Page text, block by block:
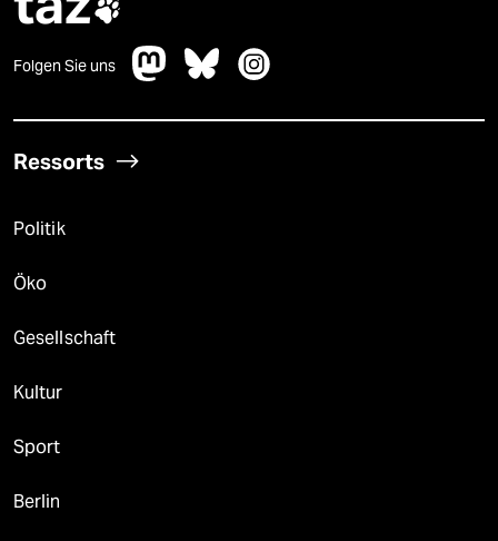

Folgen Sie uns
Ressorts
Politik
Öko
Gesellschaft
Kultur
Sport
Berlin